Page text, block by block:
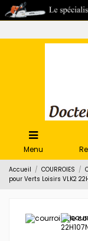
Menu
Accueil COURROIES
pour Verts Loisirs VLK2